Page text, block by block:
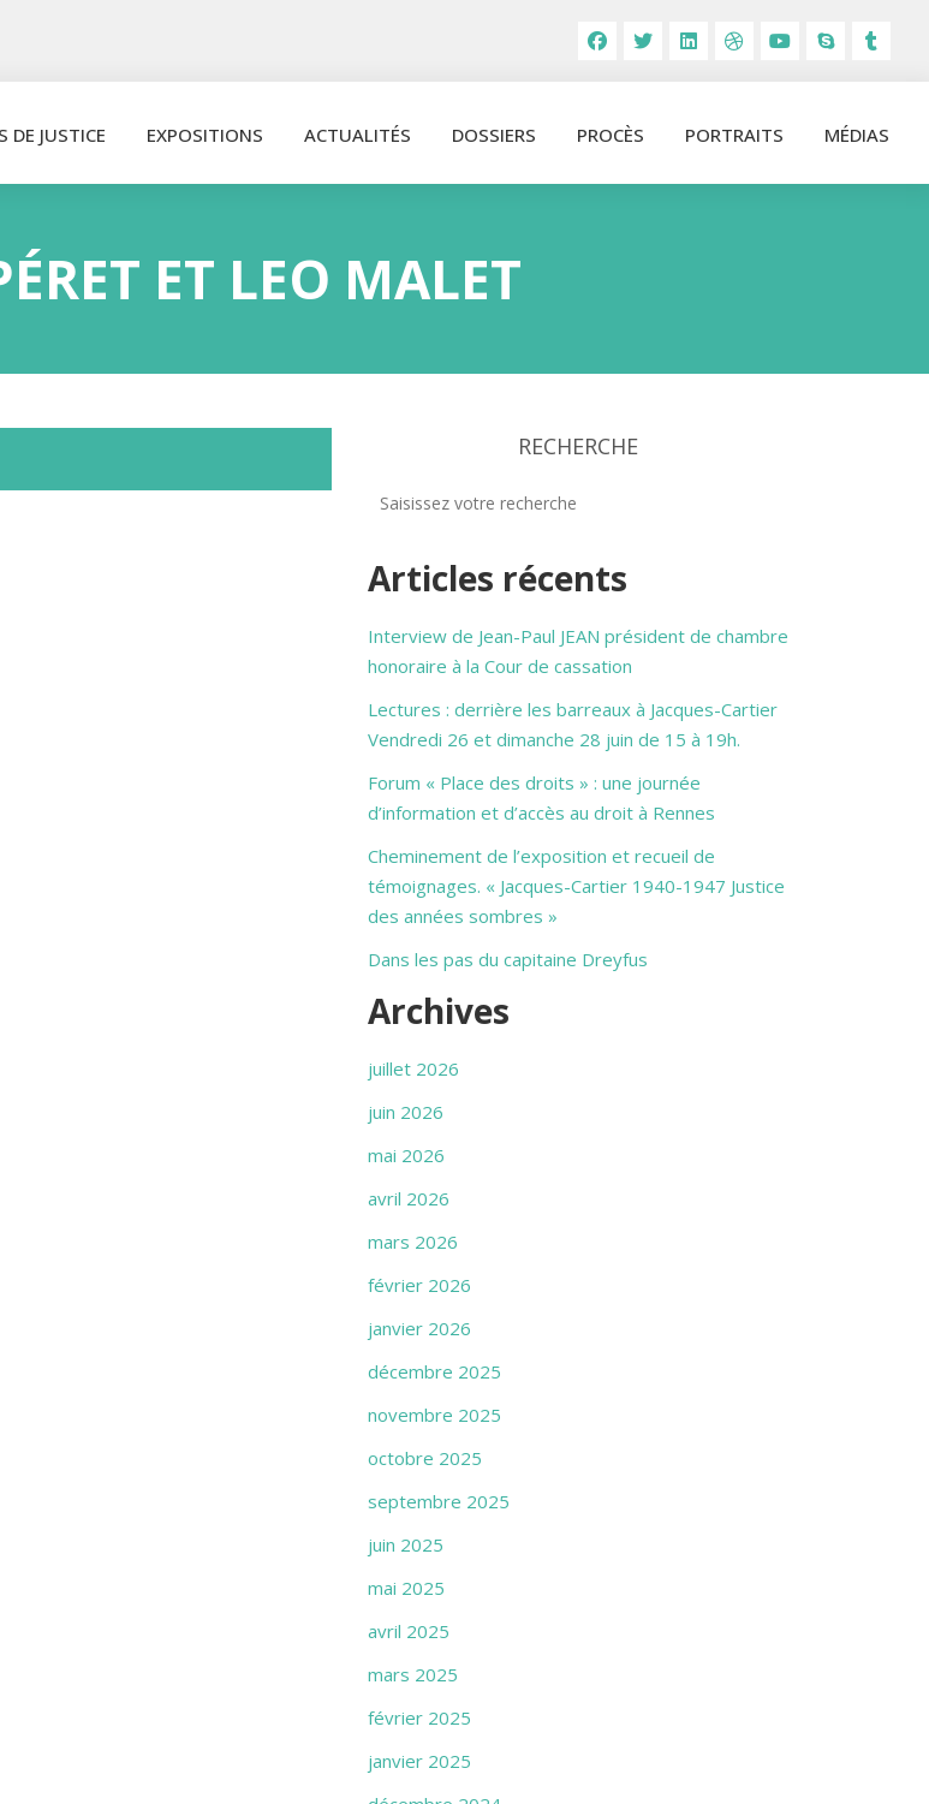
DE JUSTICE EXPOSITIONS ACTUALITÉS DOSSIERS PROCÈS PORTRAITS MÉDIAS
ET LEO MALET
RECHERCHE
Articles récents
Interview de Jean-Paul JEAN président de chambre
honoraire à la Cour de cassation
Lectures : derrière les barreaux à Jacques-Cartier
Vendredi 26 et dimanche 28 juin de 15 à 19h.
Forum « Place des droits » : une journée
d’information et d’accès au droit à Rennes
Cheminement de l’exposition et recueil de
témoignages. « Jacques-Cartier 1940-1947 Justice
des années sombres »
Dans les pas du capitaine Dreyfus
Archives
juillet 2026
juin 2026
mai 2026
avril 2026
mars 2026
février 2026
janvier 2026
décembre 2025
novembre 2025
octobre 2025
septembre 2025
juin 2025
mai 2025
avril 2025
mars 2025
février 2025
janvier 2025